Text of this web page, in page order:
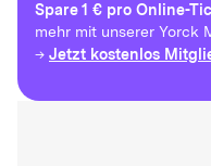
Spare1 € pro Online-
mehr mit unserer Yorck
→ Jetzt kostenlos